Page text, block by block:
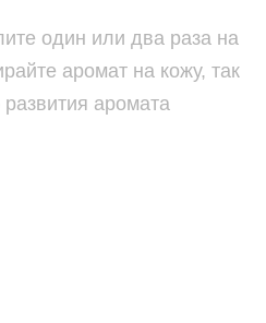
один или два раза на
аромат на кожу, так
развития аромата